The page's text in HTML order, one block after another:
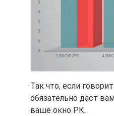
Так что, если
обязательно даст
ваше окно РК.